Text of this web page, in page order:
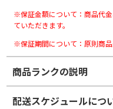
※保証金額について：商品代
ていただきます。
※保証期間について：原則商品
商品ランクの説明
※商品ランクは出品者の
かじめ
配送スケジュールにつ